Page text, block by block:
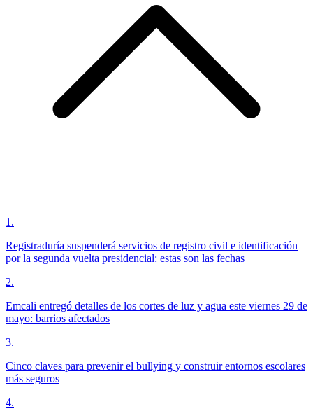
1 .
Registraduría suspenderá servicios de registro civil e identificación
por la segunda vuelta presidencial: estas son las fechas
2.
Emcali entregó detalles de los cortes de luz y agua este viernes 29 de
mayo: barrios afectados
3.
Cinco claves para prevenir el bullying y construir entornos escolares
más seguros
4.